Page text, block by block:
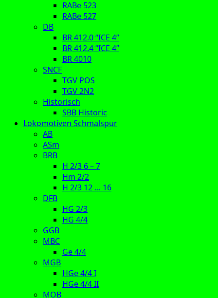
RABe 523
RABe 527
DB
BR 412.0 “ICE 4”
BR 412.4 “ICE 4”
BR 4010
SNCF
TGV POS
TGV 2N2
Historisch
SBB Historic
Lokomotiven Schmalspur
AB
ASm
BRB
H 2/3 6 – 7
Hm 2/2
H 2/3 12 … 16
DFB
HG 2/3
HG 4/4
GGB
MBC
Ge 4/4
MGB
HGe 4/4 I
HGe 4/4 II
MOB